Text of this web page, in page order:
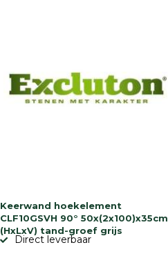
Keerwand hoekelement
CLF10GSVH 90° 50x(2x100)x35cm
(HxLxV) tand-groef grijs
Direct leverbaar